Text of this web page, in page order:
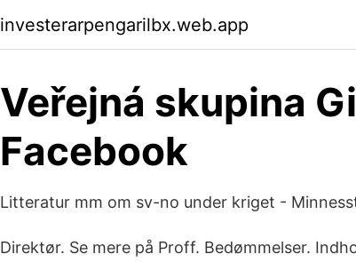
investerarpengarilbx.web.app
Veřejná skupina
Facebook
Litteratur mm om sv-no under kriget -
Direktør. Se mere på Proff. Bedømmelser.